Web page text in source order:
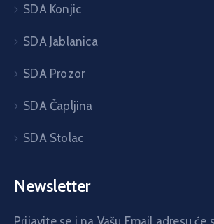
SDA Konjic
SDA Jablanica
SDA Prozor
SDA Čapljina
SDA Stolac
Newsletter
Prijavite se i na Vašu Email adresu će